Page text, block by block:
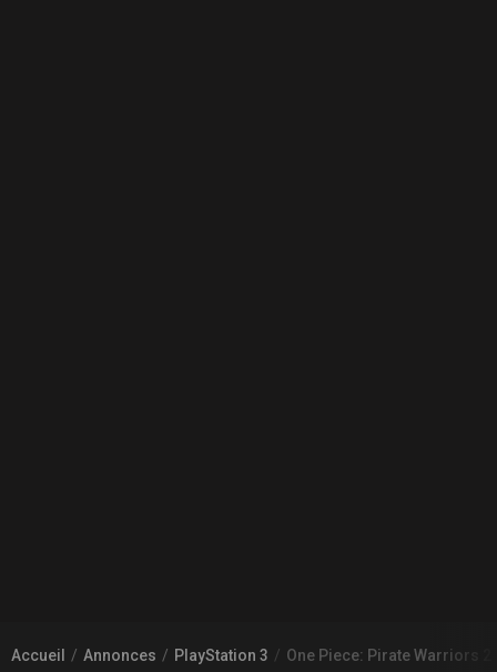
Accueil Annonces PlayStation 3 One Piece: Pirate Warriors